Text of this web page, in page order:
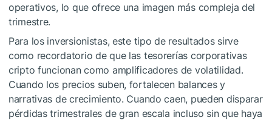
operativos, lo que ofrece una imagen más compleja del
trimestre.
Para los inversionistas, este tipo de resultados sirve
como recordatorio de que las tesorerías corporativas
cripto funcionan como amplificadores de volatilidad.
Cuando los precios suben, fortalecen balances y
narrativas de crecimiento. Cuando caen, pueden disparar
pérdidas trimestrales de gran escala incluso sin que haya